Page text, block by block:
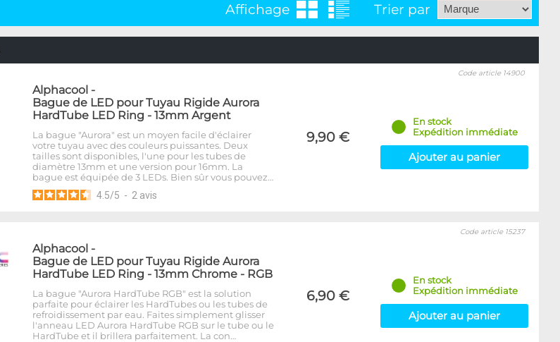
Affichage Trier par
Alphacool -
Bague de LED pour Tuyau Rigide Aurora
HardTube LED Ring - 13mm Argent
La bague "Aurora" est un moyen facile d'éclairer
votre tuyau avec des couleurs puissantes. Deux
tailles sont disponibles, l'une pour les tubes de
diamètre 13mm et une version pour 16mm. La
bague est équipée de 3 LEDs. Bien sûr vous pouvez…
4.5/5 - 2 avis
9,90 €
Code article 14900
En stock
Expédition immédiate
Ajouter au panier
Alphacool -
Bague de LED pour Tuyau Rigide Aurora
HardTube LED Ring - 13mm Chrome - RGB
La bague "Aurora HardTube RGB" est la solution
parfaite pour éclairer les HardTubes ou les tubes de
refroidissement par eau. Faites simplement glisser
l'anneau LED Aurora HardTube RGB sur le tube ou le
HardTube et il brillera parfaitement. La con…
6,90 €
Code article 15237
En stock
Expédition immédiate
Ajouter au panier